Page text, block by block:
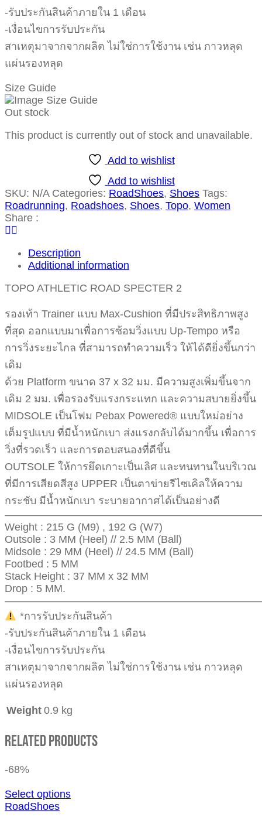
-รับประกันสินค้าภายใน 1 เดือน
-เงื่อนไขการรับประกัน
สาเหตุมาจากจากผลิต ไม่ใช่การใช้งาน เช่น กาวหลุด
แผ่นรองหลุด
Size Guide
Out stock
This product is currently out of stock and unavailable.
Add to wishlist
Add to wishlist
SKU: N/A Categories: RoadShoes, Shoes Tags:
Roadrunning, Roadshoes, Shoes, Topo, Women
Share :
Description
Additional information
TOPO ATHLETIC ROAD SPECTER 2
รองเท้า Trainer แบบ Max-Cushion ที่มีประสิทธิภาพสูง
ที่สุด ออกแบบมาเพื่อการซ้อมวิ่งแบบ Up-Tempo หรือ
การวิ่งระยะไกล ที่สามารถทำความเร็ว ให้ได้ดียิ่งขึ้นกว่า
เดิม
ด้วย Platform ขนาด 37 x 32 มม. มีความสูงเพิ่มขึ้นจาก
เดิม 2 มม. เพื่อรองรับแรงกระแทก และความสบายยิ่งขึ้น
MIDSOLE เป็นโฟม Pebax Powered® แบบใหม่อย่าง
เต็มรูปแบบ ที่มีน้ำหนักเบา ส่งแรงกลับได้มากขึ้น เพื่อการ
วิ่งที่รวดเร็ว และการตอบสนองที่ดีขึ้น
OUTSOLE ให้การยึดเกาะเป็นเลิศ และทนทานในบริเวณ
ที่มีการเสียดสีสูง UPPER เป็นตาข่ายรีไซเคิลให้ความ
กระชับ มีน้ำหนักเบา ระบายอากาศได้เป็นอย่างดี
Weight : 215 G (M9) , 192 G (W7)
Outsole : 3 MM (Heel) // 2.5 MM (Ball)
Midsole : 29 MM (Heel) // 24.5 MM (Ball)
Footbed : 5 MM
Stack Height : 37 MM x 32 MM
Drop : 5 MM.
*การรับประกันสินค้า
-รับประกันสินค้าภายใน 1 เดือน
-เงื่อนไขการรับประกัน
สาเหตุมาจากจากผลิต ไม่ใช่การใช้งาน เช่น กาวหลุด
แผ่นรองหลุด
Weight 0.9 kg
Related Products
-68%
Select options
RoadShoes